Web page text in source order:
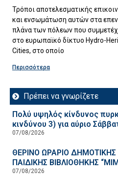
Τρόποι αποτελεσματικής
και ενσωμάτωση αυτών στα
πλάνα των πόλεων που
στο ευρωπαϊκό δίκτυο Hydro-
Cities, στο οποίο
Περισσότερα
Πρέπει να γνωρίζετε
Πολύ υψηλός κίνδυνος
κινδύνου 3) για αύριο
07/08/2026
ΘΕΡΙΝΟ ΩΡΑΡΙΟ ΔΗΜΟΤΙΚΗΣ
ΠΑΙΔΙΚΗΣ ΒΙΒΛΙΟΘΗΚΗΣ
07/08/2026